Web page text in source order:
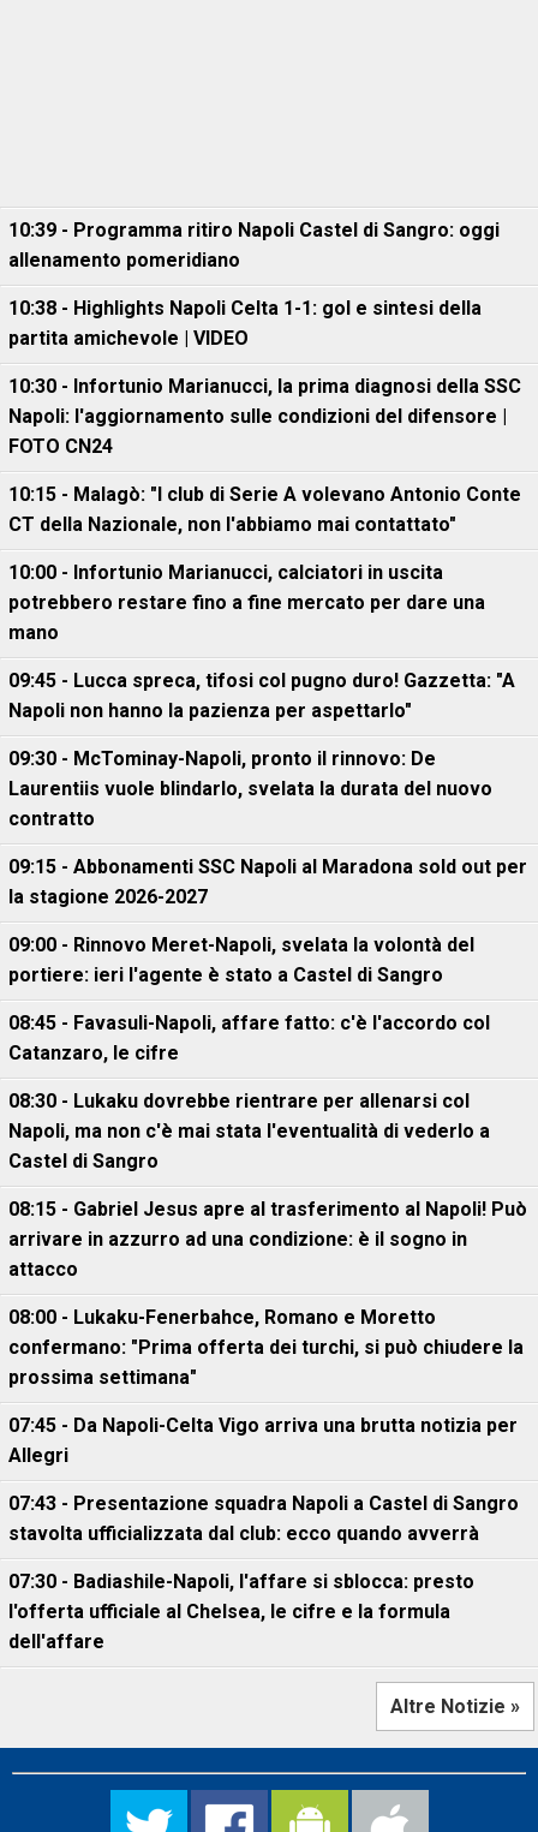
10:39 - Programma ritiro Napoli Castel di Sangro: oggi
allenamento pomeridiano
10:38 - Highlights Napoli Celta 1-1: gol e sintesi della
partita amichevole | VIDEO
10:30 - Infortunio Marianucci, la prima diagnosi della SSC
Napoli: l'aggiornamento sulle condizioni del difensore |
FOTO CN24
10:15 - Malagò: "I club di Serie A volevano Antonio Conte
CT della Nazionale, non l'abbiamo mai contattato"
10:00 - Infortunio Marianucci, calciatori in uscita
potrebbero restare fino a fine mercato per dare una
mano
09:45 - Lucca spreca, tifosi col pugno duro! Gazzetta: "A
Napoli non hanno la pazienza per aspettarlo"
09:30 - McTominay-Napoli, pronto il rinnovo: De
Laurentiis vuole blindarlo, svelata la durata del nuovo
contratto
09:15 - Abbonamenti SSC Napoli al Maradona sold out per
la stagione 2026-2027
09:00 - Rinnovo Meret-Napoli, svelata la volontà del
portiere: ieri l'agente è stato a Castel di Sangro
08:45 - Favasuli-Napoli, affare fatto: c'è l'accordo col
Catanzaro, le cifre
08:30 - Lukaku dovrebbe rientrare per allenarsi col
Napoli, ma non c'è mai stata l'eventualità di vederlo a
Castel di Sangro
08:15 - Gabriel Jesus apre al trasferimento al Napoli! Può
arrivare in azzurro ad una condizione: è il sogno in
attacco
08:00 - Lukaku-Fenerbahce, Romano e Moretto
confermano: "Prima offerta dei turchi, si può chiudere la
prossima settimana"
07:45 - Da Napoli-Celta Vigo arriva una brutta notizia per
Allegri
07:43 - Presentazione squadra Napoli a Castel di Sangro
stavolta ufficializzata dal club: ecco quando avverrà
07:30 - Badiashile-Napoli, l'affare si sblocca: presto
l'offerta ufficiale al Chelsea, le cifre e la formula
dell'affare
Altre Notizie »